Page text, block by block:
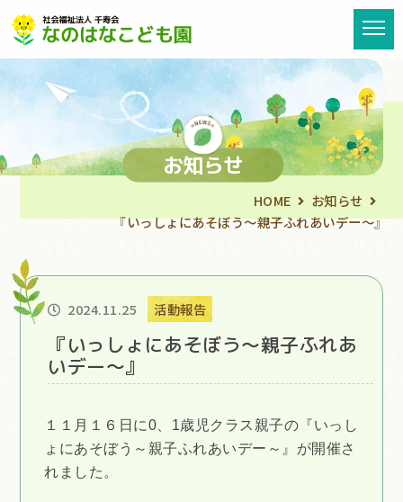
お知らせ
HOME
お知らせ
『いっしょにあそぼう～親子ふれあいデー～』
2024.11.25 活動報告
『いっしょにあそぼう～親子ふれあ
いデー～』
１１月１６日に0、1歳児クラス親子の『いっし
ょにあそぼう～親子ふれあいデー～』が開催さ
れました。